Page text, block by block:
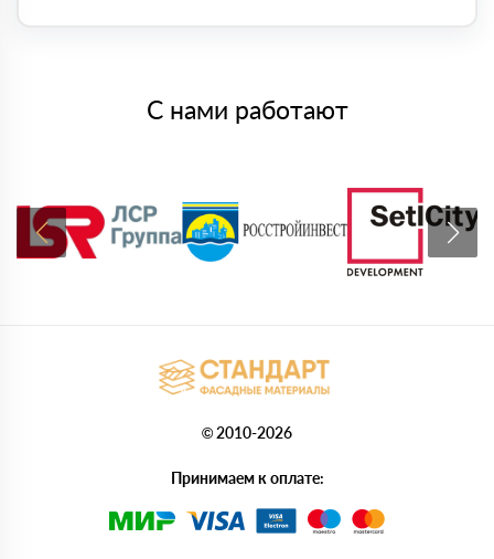
С нами работают
© 2010-2026
Принимаем к оплате: